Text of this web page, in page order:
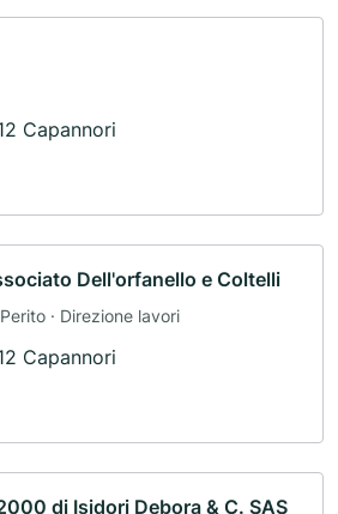
Capannori
Dell'orfanello e Coltelli
· Direzione lavori
Capannori
di Isidori Debora & C. SAS